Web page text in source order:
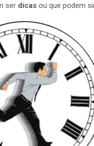
ser dicas ou que podem